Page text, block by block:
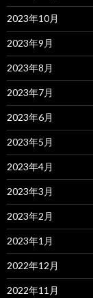
2023年10月
2023年9月
2023年8月
2023年7月
2023年6月
2023年5月
2023年4月
2023年3月
2023年2月
2023年1月
2022年12月
2022年11月